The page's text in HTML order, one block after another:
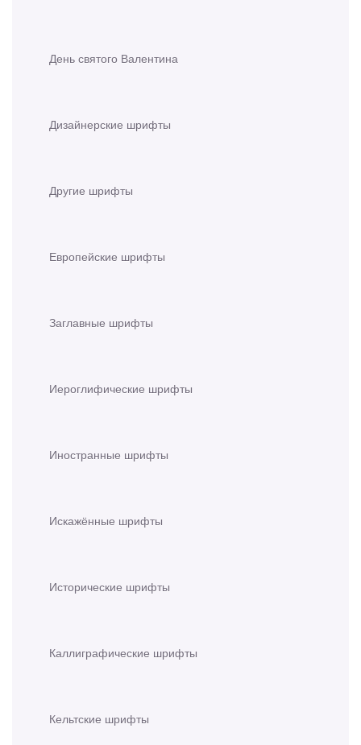
День святого Валентина
Дизайнерские шрифты
Другие шрифты
Европейские шрифты
Заглавные шрифты
Иероглифические шрифты
Иностранные шрифты
Искажённые шрифты
Исторические шрифты
Каллиграфические шрифты
Кельтские шрифты